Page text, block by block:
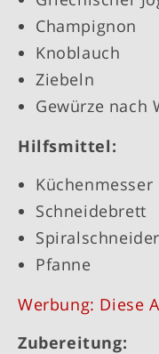
Champignon
Knoblauch
Ziebeln
Gewürze nach
Hilfsmittel:
Küchenmesser
Schneidebrett
Spiralschneider
Pfanne
Werbung: Diese
Zubereitung: